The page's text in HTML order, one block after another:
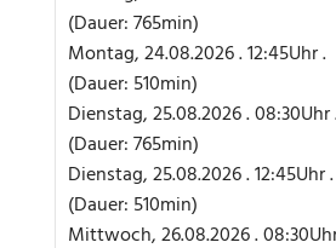
(Dauer: 765min)
Montag, 24.08.2026 . 12:45Uhr .
(Dauer: 510min)
Dienstag, 25.08.2026 . 08:30Uhr
(Dauer: 765min)
Dienstag, 25.08.2026 . 12:45Uhr .
(Dauer: 510min)
Mittwoch, 26.08.2026 .